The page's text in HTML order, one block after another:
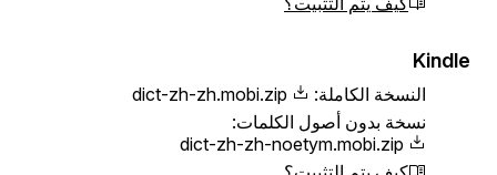
Kindle
النسخة الكاملة:
dict-zh-zh.mobi.zip
نسخة بدون أصول الكلمات:
dict-zh-zh-noetym.mobi.zip